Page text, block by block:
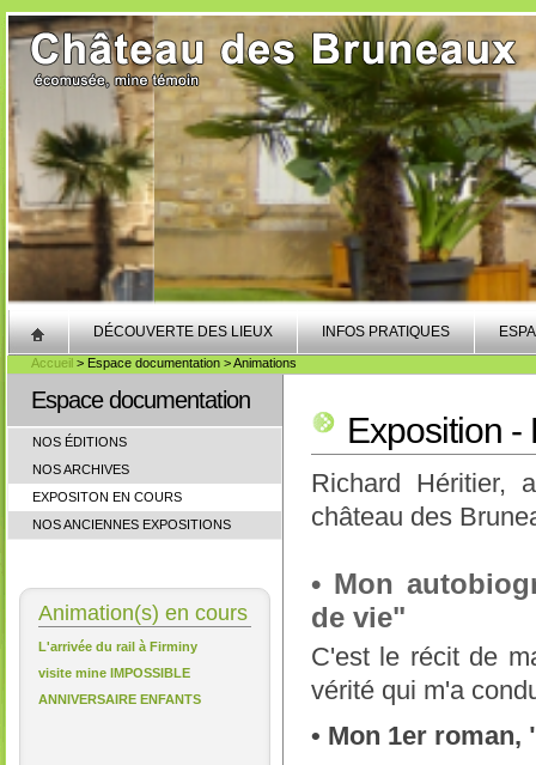
DÉCOUVERTE DES LIEUX INFOS PRATIQUES
Accueil > Espace documentation > Animations
Espace documentation
NOS ÉDITIONS
NOS ARCHIVES
EXPOSITON EN COURS
NOS ANCIENNES EXPOSITIONS
Animation(s) en cours
L'arrivée du rail à Firminy
visite mine IMPOSSIBLE
ANNIVERSAIRE ENFANTS
Exposition -
Richard Héritier,
château des
• Mon
de vie"
C'est le récit de
vérité qui m'a
• Mon 1er